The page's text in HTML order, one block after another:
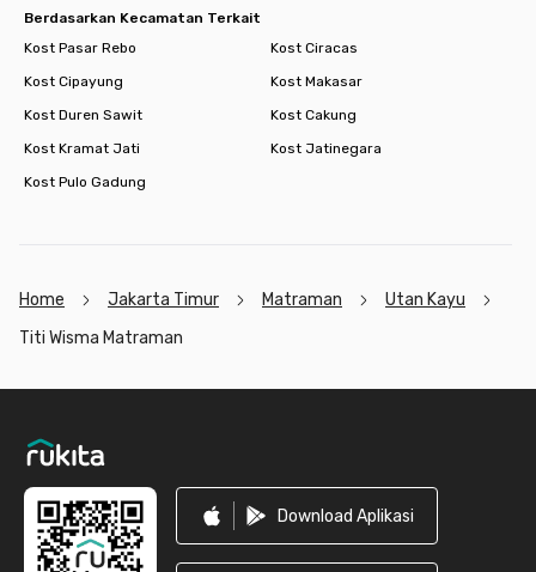
Berdasarkan Kecamatan Terkait
Kost Pasar Rebo
Kost Ciracas
Kost Cipayung
Kost Makasar
Kost Duren Sawit
Kost Cakung
Kost Kramat Jati
Kost Jatinegara
Kost Pulo Gadung
Home Jakarta Timur Matraman
Utan Kayu
Titi Wisma Matraman
Download Aplikasi